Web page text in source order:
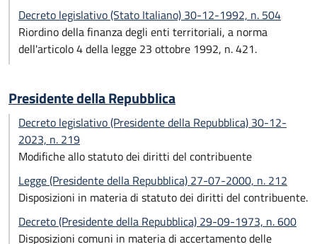
Decreto legislativo (Stato Italiano) 30-12-1992, n. 504
Riordino della finanza degli enti territoriali, a norma
dell'articolo 4 della legge 23 ottobre 1992, n. 421.
Presidente della Repubblica
Decreto legislativo (Presidente della Repubblica) 30-12-
2023, n. 219
Modifiche allo statuto dei diritti del contribuente
Legge (Presidente della Repubblica) 27-07-2000, n. 212
Disposizioni in materia di statuto dei diritti del contribuente.
Decreto (Presidente della Repubblica) 29-09-1973, n. 600
Disposizioni comuni in materia di accertamento delle